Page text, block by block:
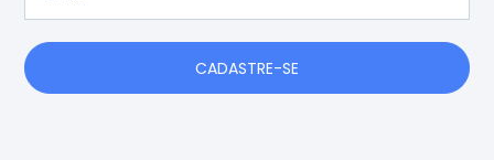
CADASTRE-SE